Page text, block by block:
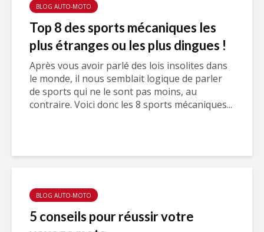
BLOG AUTO-MOTO
Top 8 des sports mécaniques les
plus étranges ou les plus dingues !
Après vous avoir parlé des lois insolites dans
le monde, il nous semblait logique de parler
de sports qui ne le sont pas moins, au
contraire. Voici donc les 8 sports mécaniques...
BLOG AUTO-MOTO
5 conseils pour réussir votre